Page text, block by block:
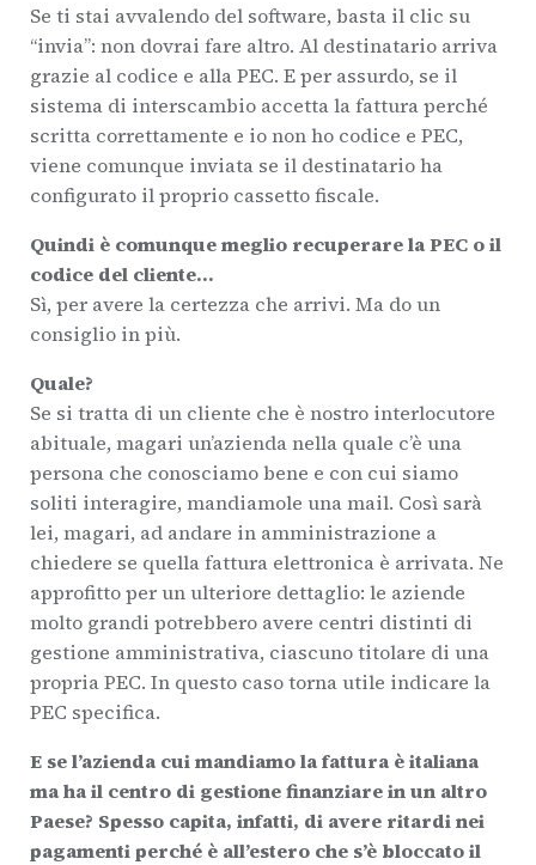
Se ti stai avvalendo del software, basta il clic su
“invia”: non dovrai fare altro. Al destinatario arriva
grazie al codice e alla PEC. E per assurdo, se il
sistema di interscambio accetta la fattura perché
scritta correttamente e io non ho codice e PEC,
viene comunque inviata se il destinatario ha
configurato il proprio cassetto fiscale.
Quindi è comunque meglio recuperare la PEC o il
codice del cliente…
Sì, per avere la certezza che arrivi. Ma do un
consiglio in più.
Quale?
Se si tratta di un cliente che è nostro interlocutore
abituale, magari un’azienda nella quale c’è una
persona che conosciamo bene e con cui siamo
soliti interagire, mandiamole una mail. Così sarà
lei, magari, ad andare in amministrazione a
chiedere se quella fattura elettronica è arrivata. Ne
approfitto per un ulteriore dettaglio: le aziende
molto grandi potrebbero avere centri distinti di
gestione amministrativa, ciascuno titolare di una
propria PEC. In questo caso torna utile indicare la
PEC specifica.
E se l’azienda cui mandiamo la fattura è italiana
ma ha il centro di gestione finanziare in un altro
Paese? Spesso capita, infatti, di avere ritardi nei
pagamenti perché è all’estero che s’è bloccato il